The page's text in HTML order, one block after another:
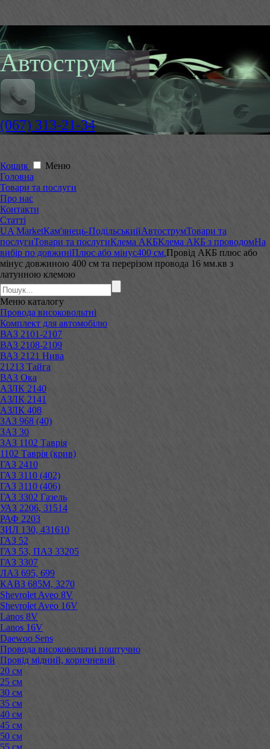
Автострум
(067) 313-21-34
Кошик
Меню
Головна
Товари та послуги
Про нас
Контакти
Статті
UA MarketКам'янець-ПодільськийАвтострумТовари та
послугиТовари та послугиКлема АКБКлема АКБ з проводомНа
вибір по довжиніПлюс або мінус400 см.Провід АКБ плюс або
мінус довжиною 400 см та перерізом провода 16 мм.кв з
латунною клемою
Меню каталогу
Провода високовольтні
Комплект для автомобілю
ВАЗ 2101-2107
ВАЗ 2108-2109
ВАЗ 2121 Нива
21213 Тайга
ВАЗ Ока
АЗЛК 2140
АЗЛК 2141
АЗЛК 408
ЗАЗ 968 (40)
ЗАЗ 30
ЗАЗ 1102 Таврія
1102 Таврія (крив)
ГАЗ 2410
ГАЗ 3110 (402)
ГАЗ 3110 (406)
ГАЗ 3302 Газель
УАЗ 2206, 31514
РАФ 2203
ЗИЛ 130, 431610
ГАЗ 52
ГАЗ 53, ПАЗ 33205
ГАЗ 3307
ЛАЗ 695, 699
КАВЗ 685М, 3270
Shevrolet Aveo 8V
Shevrolet Aveo 16V
Lanos 8V
Lanos 16V
Daewoo Sens
Провода високовольтні поштучно
Провід мідний, коричневий
20 см
25 см
30 см
35 см
40 см
45 см
50 см
55 см